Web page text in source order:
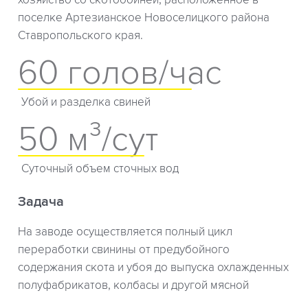
поселке Артезианское Новоселицкого района
Ставропольского края.
60 голов/час
Убой и разделка свиней
50 м³/сут
Суточный объем сточных вод
Задача
На заводе осуществляется полный цикл
переработки свинины от предубойного
содержания скота и убоя до выпуска охлажденных
полуфабрикатов, колбасы и другой мясной